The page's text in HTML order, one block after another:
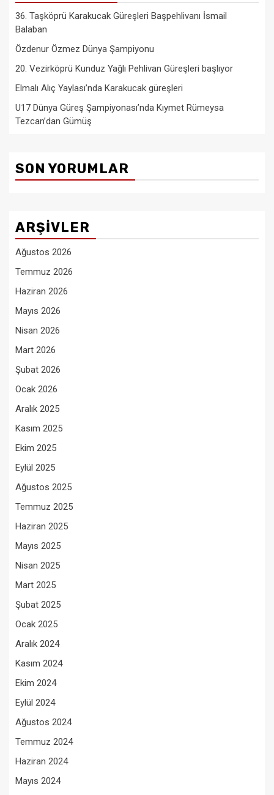
36. Taşköprü Karakucak Güreşleri Başpehlivanı İsmail
Balaban
Özdenur Özmez Dünya Şampiyonu
20. Vezirköprü Kunduz Yağlı Pehlivan Güreşleri başlıyor
Elmalı Alıç Yaylası’nda Karakucak güreşleri
U17 Dünya Güreş Şampiyonası’nda Kıymet Rümeysa
Tezcan’dan Gümüş
SON YORUMLAR
ARŞIVLER
Ağustos 2026
Temmuz 2026
Haziran 2026
Mayıs 2026
Nisan 2026
Mart 2026
Şubat 2026
Ocak 2026
Aralık 2025
Kasım 2025
Ekim 2025
Eylül 2025
Ağustos 2025
Temmuz 2025
Haziran 2025
Mayıs 2025
Nisan 2025
Mart 2025
Şubat 2025
Ocak 2025
Aralık 2024
Kasım 2024
Ekim 2024
Eylül 2024
Ağustos 2024
Temmuz 2024
Haziran 2024
Mayıs 2024